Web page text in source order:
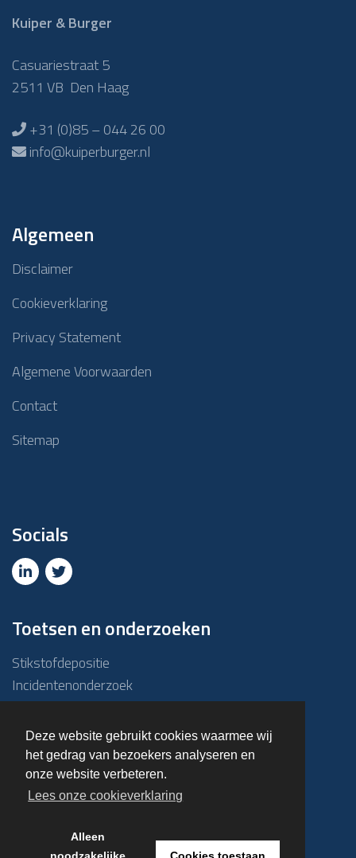
Deze website gebruikt cookies waarmee wij
het gedrag van bezoekers analyseren en
onze website verbeteren.
Lees onze cookieverklaring
Alleen
Kuiper & Burger
Casuariestraat 5
2511 VB Den Haag
+31 (0)85 – 044 26 00
info@kuiperburger.nl
Algemeen
Disclaimer
Cookieverklaring
Privacy Statement
Algemene Voorwaarden
Contact
Sitemap
Socials
Toetsen en onderzoeken
Stikstofdepositie
Incidentenonderzoek
Due diligence
ABM-toets
Emissie – Immissietoets
Haalbaarheidsonderzoek
Overige onderzoeken
© 2023 Kuiper & Burger